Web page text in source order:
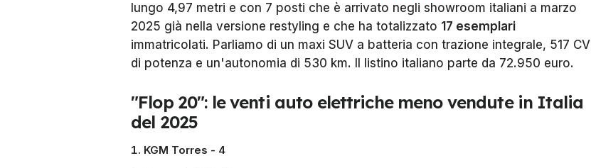
lungo 4,97 metri e con 7 posti che è arrivato negli showroom italiani a marzo
2025 già nella versione restyling e che ha totalizzato 17 esemplari
immatricolati. Parliamo di un maxi SUV a batteria con trazione integrale, 517 CV
di potenza e un'autonomia di 530 km. Il listino italiano parte da 72.950 euro.
"Flop 20": le venti auto elettriche meno vendute in Italia
del 2025
KGM Torres - 4